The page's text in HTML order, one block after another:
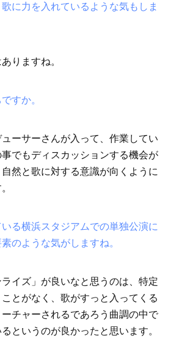
に力を入れているような気もしま
りますね。
すか。
ューサーさんが入って、作業してい
事でもディスカッションする機会が
然と歌に対する意識が向くように
る横浜スタジアムでの単独公演に
のような気がしますね。
ライズ」が良いなと思うのは、特定
とがなく、歌がすっと入ってくる
チャーされるであろう曲調の中で
というのが良かったと思います。